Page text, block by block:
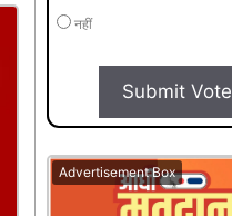
नहीं
Submit Vote
Advertisement Box